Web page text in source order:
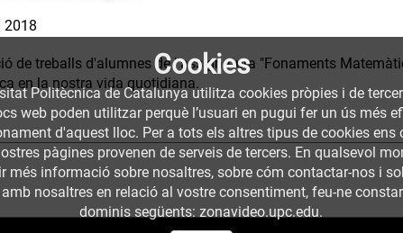
2018
de treballs d'alumnes de l'assignatura "Fonaments
en la nostra vida quotidiana.
Cookies
Politècnica de Catalunya utilitza cookies pròpies i de
web poden utilitzar perquè l’usuari en pugui fer un ús més
d'aquest lloc. Per a tots els altres tipus de cookies
pàgines provenen de serveis de tercers. En qualsevol
més informació sobre nosaltres, sobre cóm contactar-nos i
nosaltres en relació al vostre consentiment, feu-ne
dominis següents: zonavideo.upc.edu.